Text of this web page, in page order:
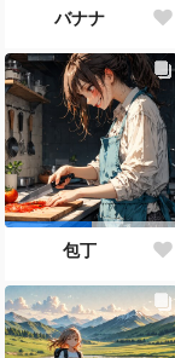
バナナ
包丁